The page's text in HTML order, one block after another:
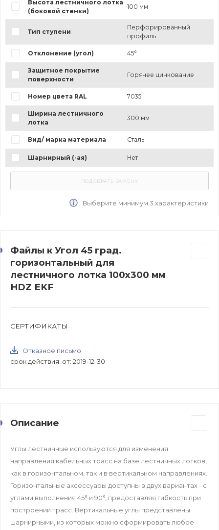
Высота лестничного лотка
(боковой стенки)
100 мм
Тип ступени
Перфорированный
профиль
Отклонение (угол) 45°
Защитное покрытие
поверхности
Горячее цинкование
Номер цвета RAL 7035
Ширина лестничного
лотка
300 мм
Вид/ марка материала Сталь
Шарнирный (-ая) Нет
Выберите минимум 3 характеристики
Файлы к Угол 45 град.
горизонтальный для
лестничного лотка 100x300 мм
HDZ EKF
СЕРТИФИКАТЫ
Отказное письмо
срок действия: от: 2019-12-30
Описание
Углы лестничные используются для изменения
направления кабельных трасс на базе лестничных лотков,
как в горизонтальном, так и в вертикальном направлениях.
Горизонтальные аксессуары доступны в двух вариантах - с
углами выполнения 45° и 90°, предоставляя гибкость при
построении трасс. Вертикальные углы представлены
шарнирными, из которых можно сформировать любое